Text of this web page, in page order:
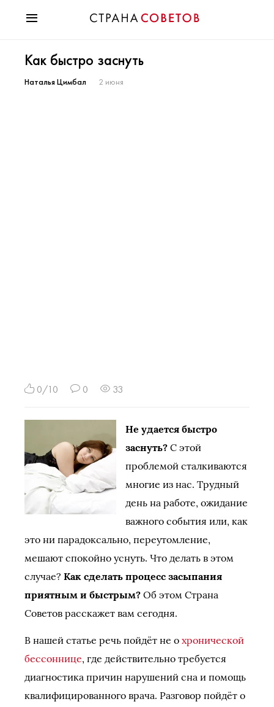
Мода
Звезды
Как быстро заснуть
Наталья Цимбал 2 июня
0/10 0 33
Не удается быстро
заснуть? С этой
проблемой сталкиваются
многие из нас. Трудный
день на работе, ожидание
важного события или, как
это ни парадоксально, переутомление,
мешают спокойно уснуть. Что делать в этом
случае? Как сделать процесс засыпания
приятным и быстрым? Об этом Страна
Советов расскажет вам сегодня.
В нашей статье речь пойдёт не о хронической
бессоннице, где действительно требуется
диагностика причин нарушений сна и помощь
квалифицированного врача. Разговор пойдёт о